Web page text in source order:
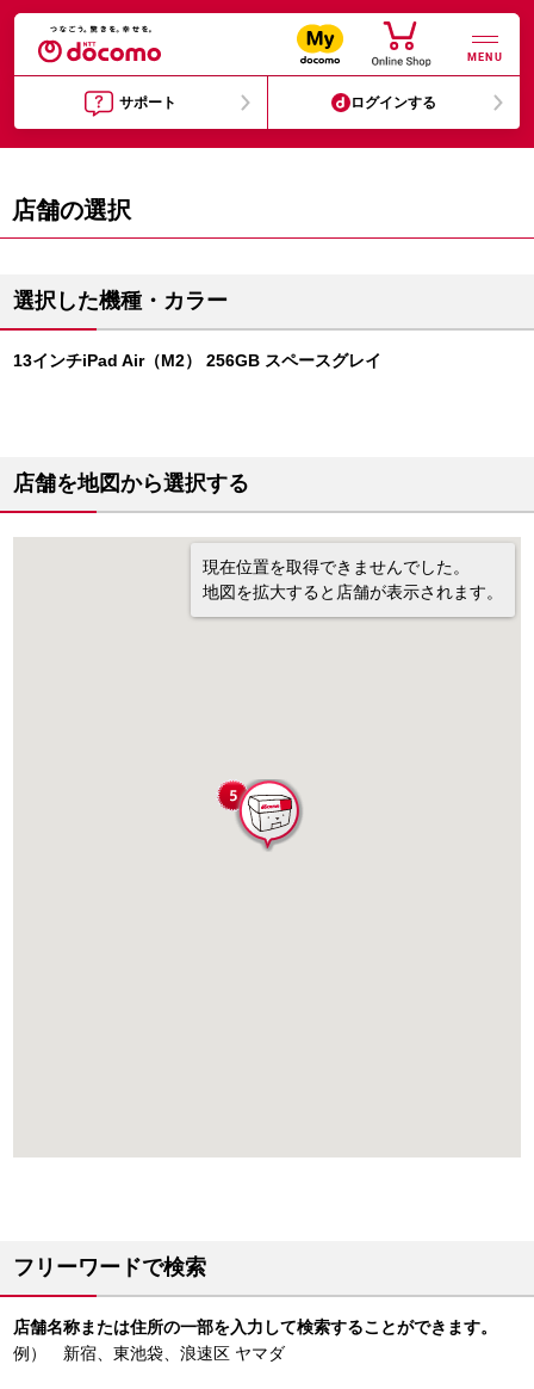
MENU
サポート ログインする
店舗の選択
選択した機種・カラー
13インチiPad Air（M2） 256GB スペースグレイ
店舗を地図から選択する
現在位置を取得できませんでした。
地図を拡大すると店舗が表示されます。
フリーワードで検索
店舗名称または住所の一部を入力して検索することができます。
例） 新宿、東池袋、浪速区 ヤマダ